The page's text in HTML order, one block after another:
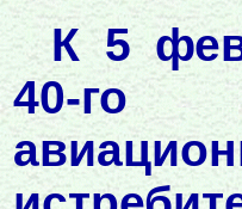
К 5
40-го